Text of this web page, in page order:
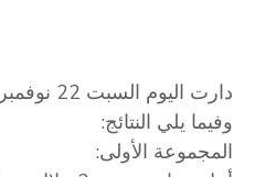
دارت
وفيما يلي النتائج:
المجموعة الأولى: